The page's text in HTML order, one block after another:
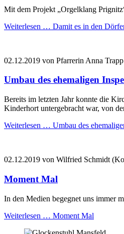
Mit dem Projekt „Orgelklang
Weiterlesen … Damit es in den
02.12.2019 von Pfarrerin Anna
Umbau des ehemaligen
Bereits im letzten Jahr konnte die
Kinderhort untergebracht war, von
Weiterlesen … Umbau des
02.12.2019 von Wilfried Schmidt
Moment Mal
In den Medien begegnet uns immer
Weiterlesen … Moment Mal